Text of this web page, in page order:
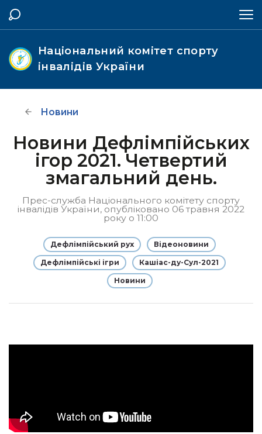
Національний комітет спорту
інвалідів України
Новини
Новини Дефлімпійських
ігор 2021. Четвертий
змагальний день.
Прес-служба Національного комітету спорту
інвалідів України, опубліковано 06 травня 2022
року о 11:00
Дефлімпійський рух Відеоновини
Дефлімпійські ігри Кашіас-ду-Сул-2021
Новини